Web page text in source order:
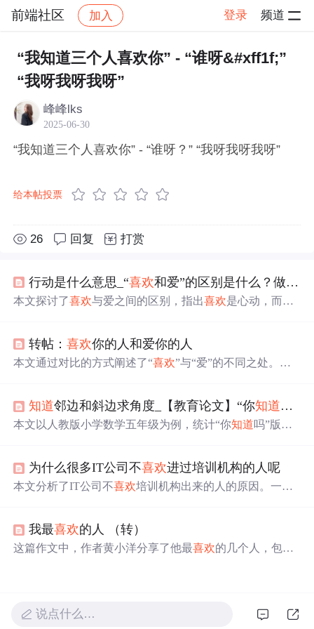
前端社区 加入 登录 频道
社区 前端社区 感慨 帖子详情
“我知道三个人喜欢你” - “谁呀&#xff1f;”
“我呀我呀我呀”
峰峰lks
2025-06-30
“我知道三个人喜欢你” - “谁呀？” “我呀我呀我呀”
给本帖投票
26 回复 打赏
行动是什么意思_“喜欢和爱”的区别是什么？做一下就
本文探讨了喜欢与爱之间的区别，指出喜欢是心动，而爱
转帖：喜欢你的人和爱你的人
本文通过对比的方式阐述了“喜欢”与“爱”的不同之处。从
知道邻边和斜边求角度_【教育论文】“你知道吗？
本文以人教版小学数学五年级为例，统计“你知道吗”版块
明思、留白创思等方式，将其与课堂教学整合，提升学生
数学素养。
为什么很多IT公司不喜欢进过培训机构的人呢
本文分析了IT公司不喜欢培训机构出来的人的原因。一是
范；三是学员期望薪资过高。同时介绍了修真院解决这些
问题的方式及现状。
我最喜欢的人 （转）
这篇作文中，作者黄小洋分享了他最喜欢的几个人，包括
说点什么…